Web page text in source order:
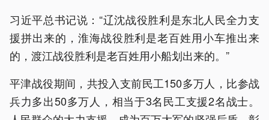
习近平总书记说：“辽沈战役胜利是东北人民全力支
援拼出来的，淮海战役胜利是老百姓用小车推出来
的，渡江战役胜利是老百姓用小船划出来的。”
平津战役期间，共投入支前民工150多万人，比参战
兵力多出50多万人，相当于3名民工支援2名战士。